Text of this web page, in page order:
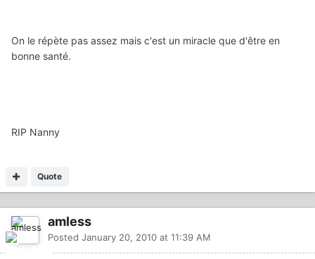
On le répète pas assez mais c'est un miracle que d'être en
bonne santé.
RIP Nanny
Quote
amless
Posted January 20, 2010 at 11:39 AM